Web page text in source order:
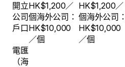
開立
公司
戶口
HK$1,200／
個海外公司：
HK$10,000
／個
HK$1,200／
個海外公司：
HK$10,000
／個
電匯
（海